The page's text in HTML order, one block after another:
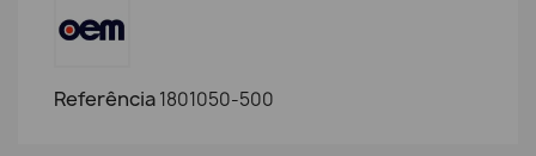
Referência1801050-500